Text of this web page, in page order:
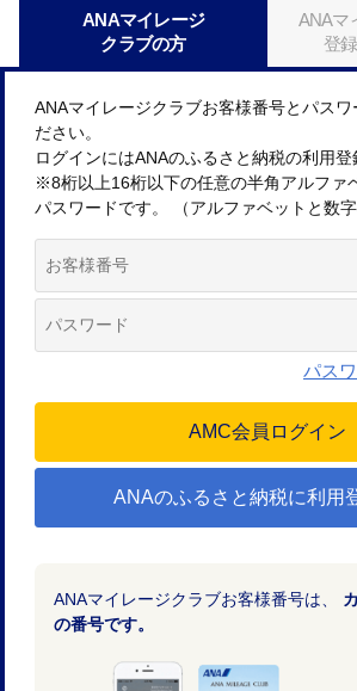
ANAマイレージ
クラブの方
ANAマ
登
ANAマイレージクラブお客様番号とパスワ
ださい。
ログインにはANAのふるさと納税の利用登
※8桁以上16桁以下の任意の半角アルファ
パスワードです。 （アルファベットと数字
パス
ANAのふるさと納税に利用
ANAマイレージクラブお客様番号は、
の番号です。